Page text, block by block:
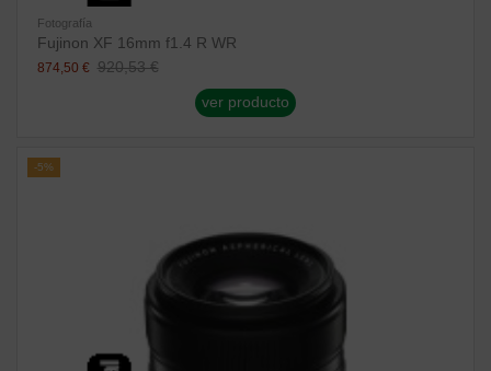
Fotografía
Fujinon XF 16mm f1.4 R WR
874,50 € 920,53 €
ver producto
-5%